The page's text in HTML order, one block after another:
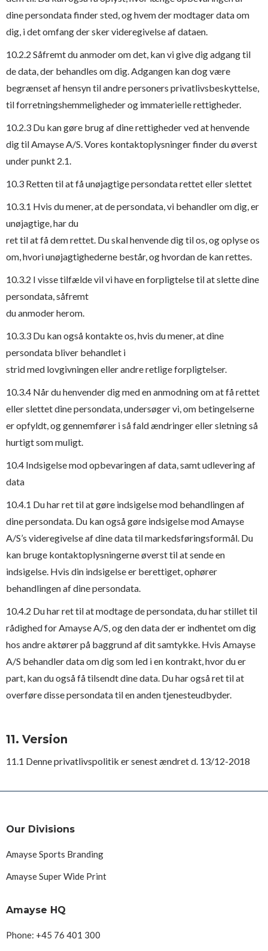
dine persondata finder sted, og hvem der modtager data om
dig, i det omfang der sker videregivelse af dataen.
10.2.2 Såfremt du anmoder om det, kan vi give dig adgang til
de data, der behandles om dig. Adgangen kan dog være
begrænset af hensyn til andre personers privatlivsbeskyttelse,
til forretningshemmeligheder og immaterielle rettigheder.
10.2.3 Du kan gøre brug af dine rettigheder ved at henvende
dig til Amayse A/S. Vores kontaktoplysninger finder du øverst
under punkt 2.1.
10.3 Retten til at få unøjagtige persondata rettet eller slettet
10.3.1 Hvis du mener, at de persondata, vi behandler om dig, er
unøjagtige, har du
ret til at få dem rettet. Du skal henvende dig til os, og oplyse os
om, hvori unøjagtighederne består, og hvordan de kan rettes.
10.3.2 I visse tilfælde vil vi have en forpligtelse til at slette dine
persondata, såfremt
du anmoder herom.
10.3.3 Du kan også kontakte os, hvis du mener, at dine
persondata bliver behandlet i
strid med lovgivningen eller andre retlige forpligtelser.
10.3.4 Når du henvender dig med en anmodning om at få rettet
eller slettet dine persondata, undersøger vi, om betingelserne
er opfyldt, og gennemfører i så fald ændringer eller sletning så
hurtigt som muligt.
10.4 Indsigelse mod opbevaringen af data, samt udlevering af
data
10.4.1 Du har ret til at gøre indsigelse mod behandlingen af
dine persondata. Du kan også gøre indsigelse mod Amayse
A/S’s videregivelse af dine data til markedsføringsformål. Du
kan bruge kontaktoplysningerne øverst til at sende en
indsigelse. Hvis din indsigelse er berettiget, ophører
behandlingen af dine persondata.
10.4.2 Du har ret til at modtage de persondata, du har stillet til
rådighed for Amayse A/S, og den data der er indhentet om dig
hos andre aktører på baggrund af dit samtykke. Hvis Amayse
A/S behandler data om dig som led i en kontrakt, hvor du er
part, kan du også få tilsendt dine data. Du har også ret til at
overføre disse persondata til en anden tjenesteudbyder.
11. Version
11.1 Denne privatlivspolitik er senest ændret d. 13/12-2018
Our Divisions
Amayse Sports Branding
Amayse Super Wide Print
Amayse HQ
Phone: +45 76 401 300